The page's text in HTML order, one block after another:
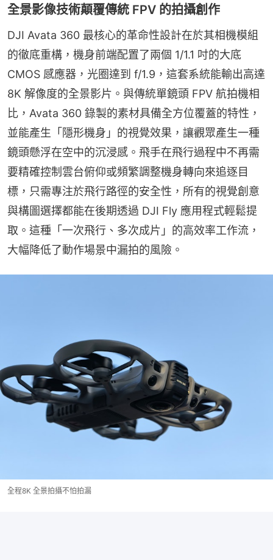
全景影像技術顛覆傳統 FPV 的拍攝創作
DJI Avata 360 最核心的革命性設計在於其相機模組
的徹底重構，機身前端配置了兩個 1/1.1 吋的大底
CMOS 感應器，光圈達到 f/1.9，這套系統能輸出高達
8K 解像度的全景影片。與傳統單鏡頭 FPV 航拍機相
比，Avata 360 錄製的素材具備全方位覆蓋的特性，
並能產生「隱形機身」的視覺效果，讓觀眾產生一種
鏡頭懸浮在空中的沉浸感。飛手在飛行過程中不再需
要精確控制雲台俯仰或頻繁調整機身轉向來追逐目
標，只需專注於飛行路徑的安全性，所有的視覺創意
與構圖選擇都能在後期透過 DJI Fly 應用程式輕鬆提
取。這種「一次飛行、多次成片」的高效率工作流，
大幅降低了動作場景中漏拍的風險。
全程8K 全景拍攝不怕拍漏